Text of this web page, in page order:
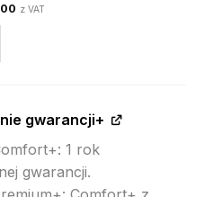
Aktualna
z VAT
aplikacji PEPPER
gwarancji+
1 rok
gwarancji.